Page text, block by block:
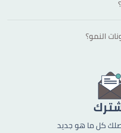
النمو؟
كل ما هو جديد